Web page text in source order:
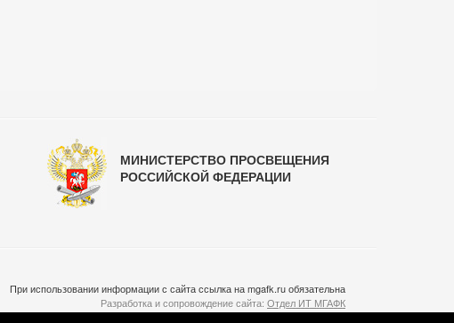
МИНИСТЕРСТВО ПРОСВЕЩЕНИЯ
РОССИЙСКОЙ ФЕДЕРАЦИИ
При использовании информации с сайта ссылка на mgafk.ru обязательна
Разработка и сопровождение сайта: Отдел ИТ МГАФК
Система управления контентом:temeshov.ru